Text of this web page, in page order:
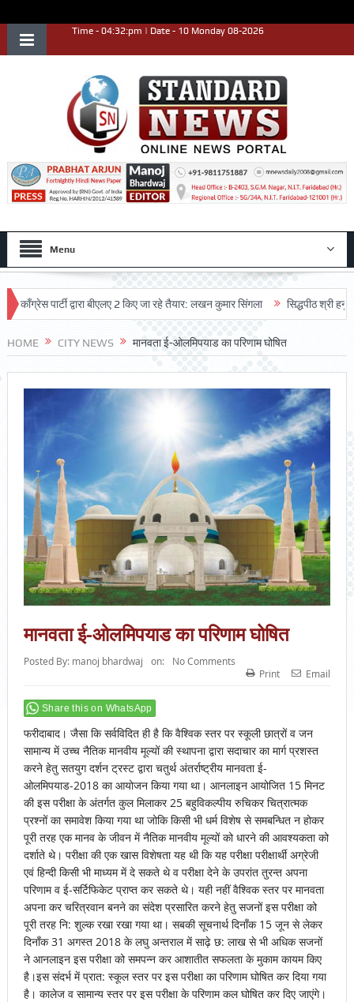
Time - 04:32:pm | Date - 10 Monday 08-2026
Menu
पार्टी द्वारा बीएलए 2 किए जा रहे तैयार: लखन कुमार सिंगला सिद्धपीठ श्री हनुमान
HOME CITY NEWS मानवता ई-ओलमिपयाड का परिणाम घोषित
मानवता ई-ओलमिपयाड का परिणाम घोषित
Posted By: manoj bhardwaj on:
No Comments
Print
Email
Share this on WhatsApp
फरीदाबाद। जैसा कि सर्वविदित ही है कि वैश्विक स्तर पर स्कूली छात्रों व जन
सामान्य में उच्च नैतिक मानवीय मूल्यों की स्थापना द्वारा सदाचार का मार्ग प्रशस्त
करने हेतु सतयुग दर्शन ट्रस्ट द्वारा चतुर्थ अंतर्राष्ट्रीय मानवता ई-
ओलमिपयाड-2018 का आयोजन किया गया था। आनलाइन आयोजित 15 मिनट
की इस परीक्षा के अंतर्गत कुल मिलाकर 25 बहुविकल्पीय रुचिकर चित्रात्मक
प्रश्नों का समावेश किया गया था जोकि किसी भी धर्म विशेष से समबन्धित न होकर
पूरी तरह एक मानव के जीवन में नैतिक मानवीय मूल्यों को धारने की आवश्यकता को
दर्शाते थे। परीक्षा की एक खास विशेषता यह थी कि यह परीक्षा परीक्षार्थी अग्रेजी
एवं हिन्दी किसी भी माध्यम में दे सकते थे व परीक्षा देने के उपरांत तुरन्त अपना
परिणाम व ई-सर्टिफिकेट प्राप्त कर सकते थे। यही नहीं वैश्विक स्तर पर मानवता
अपना कर चरित्रवान बनने का संदेश प्रसारित करने हेतु सजनों इस परीक्षा को
पूरी तरह नि: शुल्क रखा रखा गया था। सबकी सूचनार्थ दिनाँक 15 जून से लेकर
दिनाँक 31 अगस्त 2018 के लघु अन्तराल में साढ़े छ: लाख से भी अधिक सजनों
ने आनलाइन इस परीक्षा को समपन्न कर आशातीत सफलता के मुकाम कायम किए
है।इस संदर्भ में प्रात: स्कूल स्तर पर इस परीक्षा का परिणाम घोषित कर दिया गया
है। कालेज व सामान्य स्तर पर इस परीक्षा के परिणाम कल घोषित कर दिए जाएंगे।